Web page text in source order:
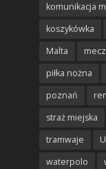
komunikacja
koszykówka
Malta
mecz
piłka nożna
poznań
straż miejska
tramwaje
waterpolo